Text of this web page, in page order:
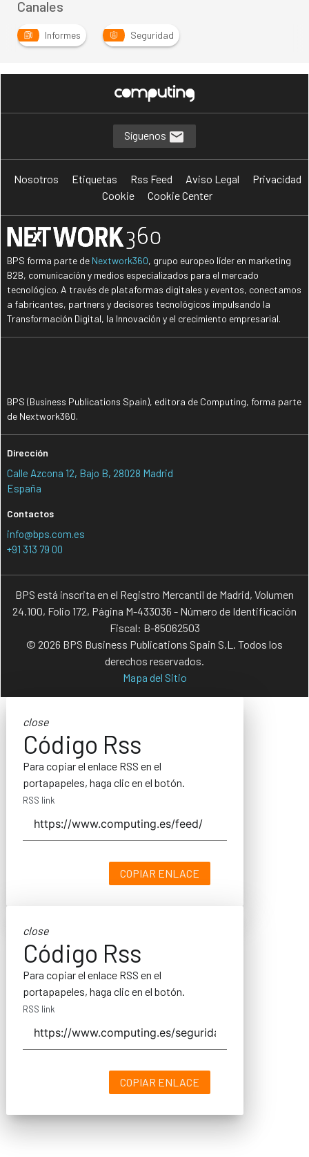
Canales
Informes Seguridad
Síguenos
Nosotros Etiquetas Rss Feed Aviso Legal
Privacidad
Cookie
Cookie Center
BPS forma parte de Nextwork360, grupo europeo líder en marketing
B2B, comunicación y medios especializados para el mercado
tecnológico. A través de plataformas digitales y eventos, conectamos
a fabricantes, partners y decisores tecnológicos impulsando la
Transformación Digital, la Innovación y el crecimiento empresarial.
BPS (Business Publications Spain), editora de Computing, forma parte
de Nextwork360.
Dirección
Calle Azcona 12, Bajo B, 28028 Madrid
España
Contactos
info@bps.com.es
+91 313 79 00
BPS está inscrita en el Registro Mercantil de Madrid, Volumen
24.100, Folio 172, Página M-433036 - Número de Identificación
Fiscal: B-85062503
© 2026 BPS Business Publications Spain S.L. Todos los
derechos reservados.
Mapa del Sitio
close
Código Rss
Para copiar el enlace RSS en el
portapapeles, haga clic en el botón.
RSS link
COPIAR ENLACE
close
Código Rss
Para copiar el enlace RSS en el
portapapeles, haga clic en el botón.
RSS link
COPIAR ENLACE